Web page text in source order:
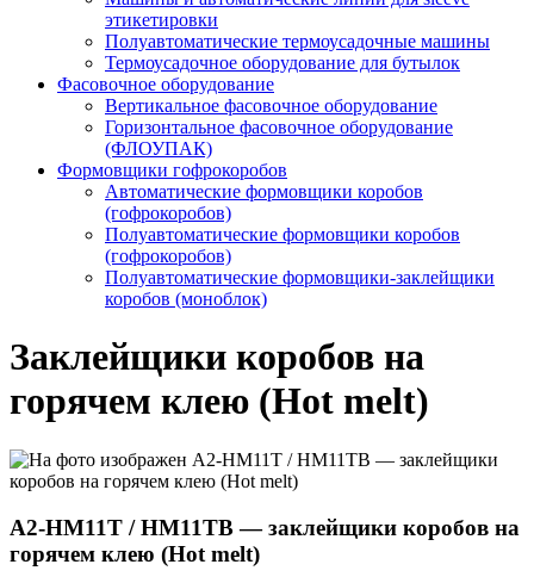
этикетировки
Полуавтоматические термоусадочные машины
Термоусадочное оборудование для бутылок
Фасовочное оборудование
Вертикальное фасовочное оборудование
Горизонтальное фасовочное оборудование
(ФЛОУПАК)
Формовщики гофрокоробов
Автоматические формовщики коробов
(гофрокоробов)
Полуавтоматические формовщики коробов
(гофрокоробов)
Полуавтоматические формовщики-заклейщики
коробов (моноблок)
Заклейщики коробов на
горячем клею (Hot melt)
A2-HM11T / HM11TB — заклейщики коробов на
горячем клею (Hot melt)